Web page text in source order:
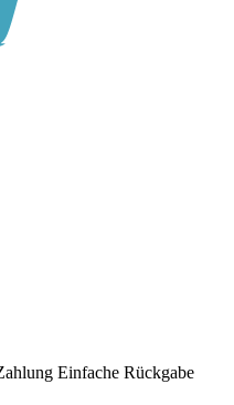
Einfache Rückgabe